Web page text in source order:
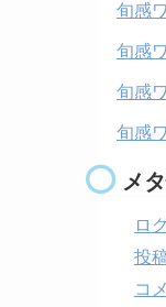
旬感
旬感
旬感
旬感
メ
ロ
投
コ